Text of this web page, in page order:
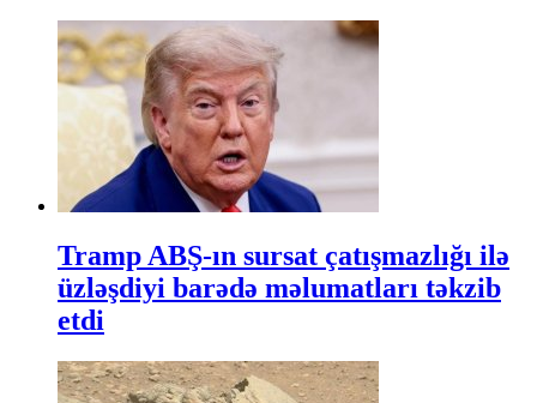
Tramp ABŞ-ın sursat çatışmazlığı ilə
üzləşdiyi barədə məlumatları təkzib
etdi